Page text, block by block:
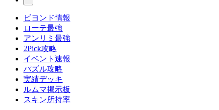
ビヨンド情報
ローテ最強
アンリミ最強
2Pick攻略
イベント速報
パズル攻略
実績デッキ
ルムマ掲示板
スキン所持率